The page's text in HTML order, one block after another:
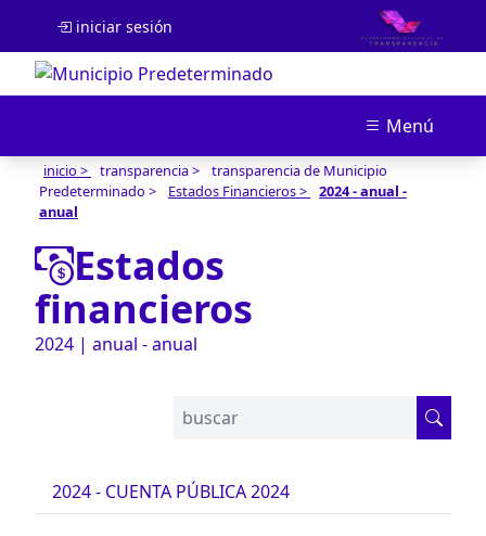
iniciar sesión
Menú
inicio > transparencia >
transparencia de Municipio
Predeterminado >
Estados Financieros >
2024 - anual -
anual
Estados
financieros
2024 | anual - anual
2024 - CUENTA PÚBLICA 2024